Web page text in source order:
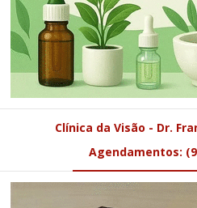
Clínica da Visão - Dr.
Agendamentos: